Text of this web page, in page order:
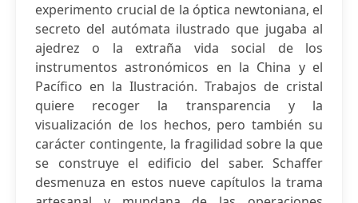
experimento crucial de la óptica newtoniana, el
secreto del autómata ilustrado que jugaba al
ajedrez o la extraña vida social de los
instrumentos astronómicos en la China y el
Pacífico en la Ilustración. Trabajos de cristal
quiere recoger la transparencia y la
visualización de los hechos, pero también su
carácter contingente, la fragilidad sobre la que
se construye el edificio del saber. Schaffer
desmenuza en estos nueve capítulos la trama